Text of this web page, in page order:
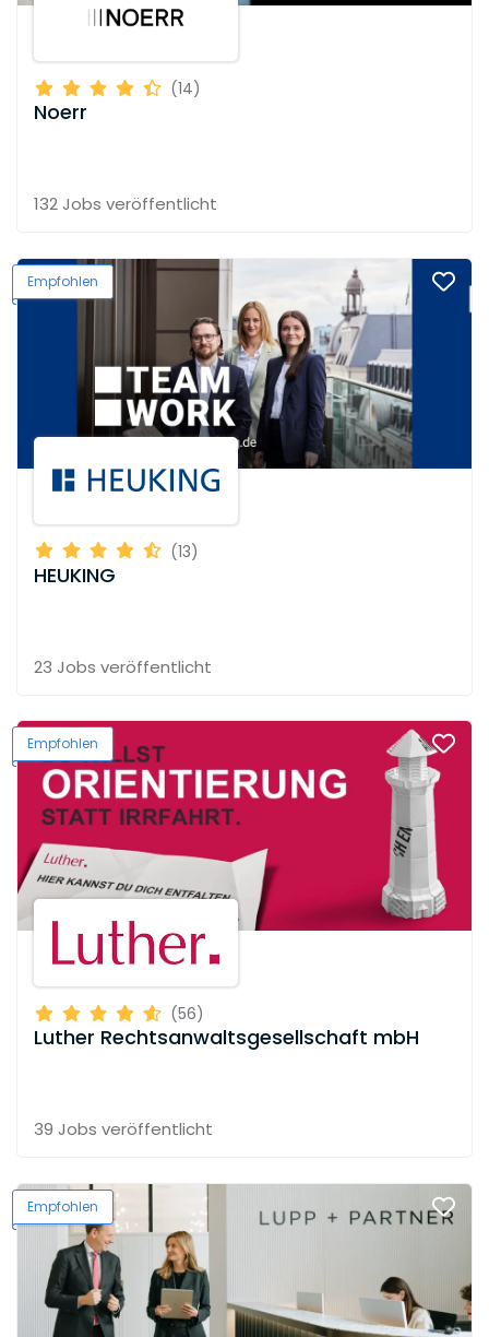
(14)
Noerr
132 Jobs veröffentlicht
Empfohlen
(13)
HEUKING
23 Jobs veröffentlicht
Empfohlen
(56)
Luther Rechtsanwaltsgesellschaft mbH
39 Jobs veröffentlicht
Empfohlen